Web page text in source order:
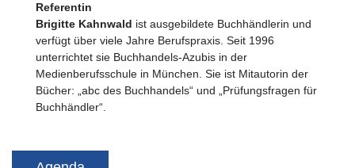
Referentin
Brigitte Kahnwald ist ausgebildete Buchhändlerin und
verfügt über viele Jahre Berufspraxis. Seit 1996
unterrichtet sie Buchhandels-Azubis in der
Medienberufsschule in München. Sie ist Mitautorin der
Bücher: „abc des Buchhandels“ und „Prüfungsfragen für
Buchhändler“.